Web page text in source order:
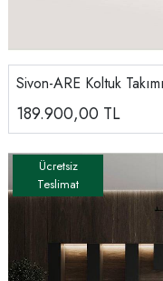
Sivon-ARE Koltuk Takımı
189.900,00 TL